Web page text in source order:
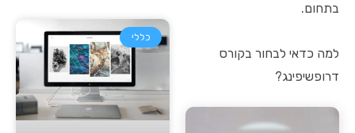
בתחום.
למה כדאי לבחור בקורס
דרופשיפינג?
כללי